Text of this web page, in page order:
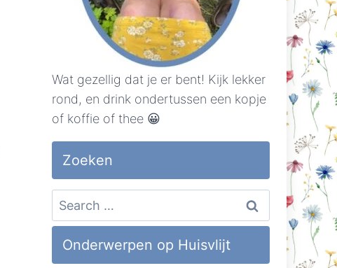
Wat gezellig dat je er bent! Kijk lekker
rond, en drink ondertussen een kopje
of koffie of thee 😀
Zoeken
Search
for:
Onderwerpen op Huisvlijt